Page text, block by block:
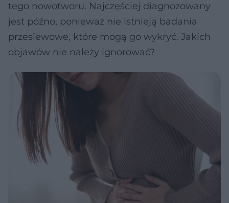
tego nowotworu. Najczęściej diagnozowany
jest późno, ponieważ nie istnieją badania
przesiewowe, które mogą go wykryć. Jakich
objawów nie należy ignorować?